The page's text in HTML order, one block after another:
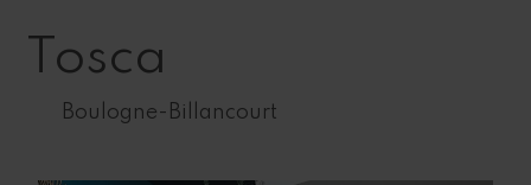
Tosca
Boulogne-Billancourt